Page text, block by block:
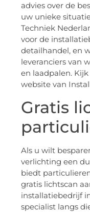
advies over de
uw unieke
Techniek
voor de
detailhandel, en
leveranciers van
en laadpalen.
website van
Gratis
Als u wilt
verlichting een
biedt
gratis lichtscan
installatiebedrijf
specialist langs